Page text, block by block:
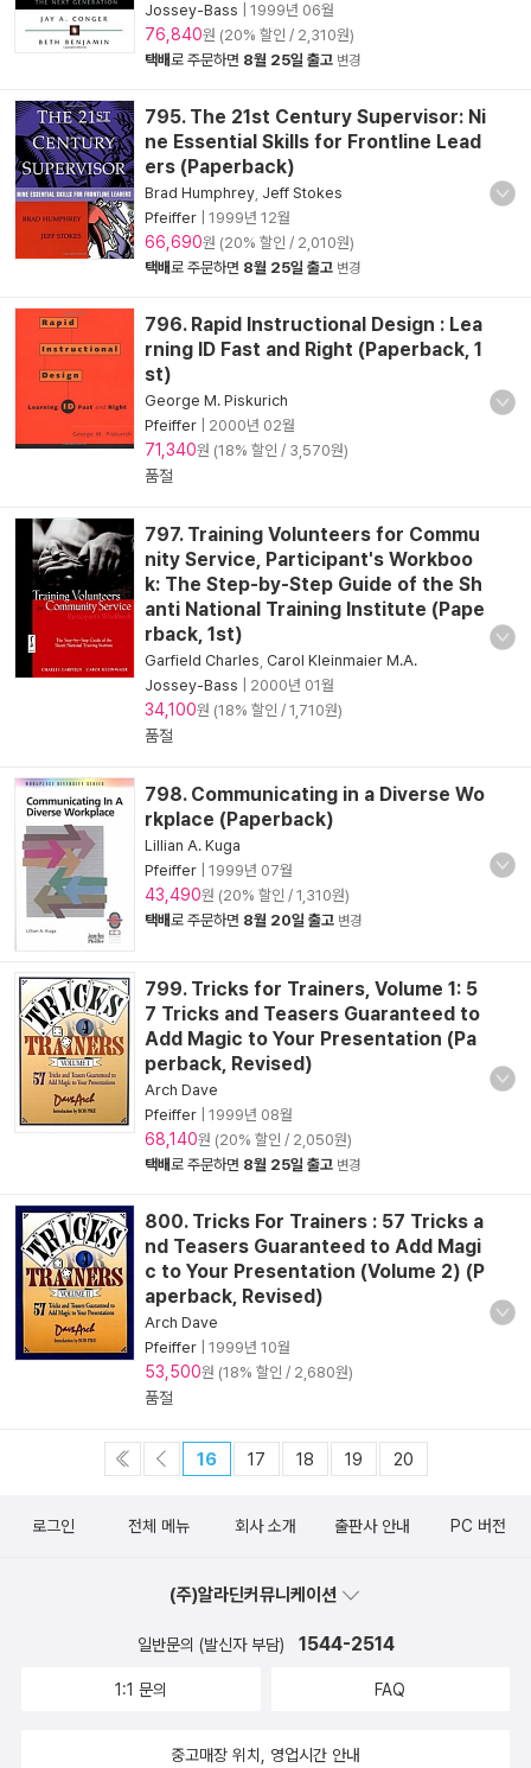
Jossey-Bass
1999년 06월
76,840원 (20% 할인 / 2,310원)
택배로 주문하면 8월 25일 출고 변경
795. The 21st Century Supervisor: Ni
ne Essential Skills for Frontline Lead
ers (Paperback)
Brad Humphrey Jeff Stokes
Pfeiffer
1999년 12월
66,690원 (20% 할인 / 2,010원)
택배로 주문하면 8월 25일 출고 변경
796. Rapid Instructional Design : Lea
rning ID Fast and Right (Paperback, 1
st)
George M. Piskurich
Pfeiffer
2000년 02월
71,340원 (18% 할인 / 3,570원)
품절
797. Training Volunteers for Commu
nity Service, Participant's Workboo
k: The Step-by-Step Guide of the Sh
anti National Training Institute (Pape
rback, 1st)
Garfield Charles Carol Kleinmaier M.A.
Jossey-Bass
2000년 01월
34,100원 (18% 할인 / 1,710원)
품절
798. Communicating in a Diverse Wo
rkplace (Paperback)
Lillian A. Kuga
Pfeiffer
1999년 07월
43,490원 (20% 할인 / 1,310원)
택배로 주문하면 8월 20일 출고 변경
799. Tricks for Trainers, Volume 1: 5
7 Tricks and Teasers Guaranteed to
Add Magic to Your Presentation (Pa
perback, Revised)
Arch Dave
Pfeiffer
1999년 08월
68,140원 (20% 할인 / 2,050원)
택배로 주문하면 8월 25일 출고 변경
800. Tricks For Trainers : 57 Tricks a
nd Teasers Guaranteed to Add Magi
c to Your Presentation (Volume 2) (P
aperback, Revised)
Arch Dave
Pfeiffer
1999년 10월
53,500원 (18% 할인 / 2,680원)
품절
16 17 18 19 20
로그인 전체 메뉴 회사 소개 출판사 안내 PC 버전
(주)알라딘커뮤니케이션
일반문의 (발신자 부담) 1544-2514
1:1 문의 FAQ
중고매장 위치, 영업시간 안내